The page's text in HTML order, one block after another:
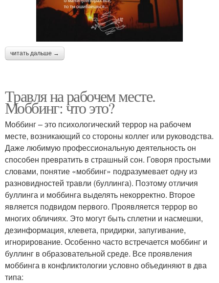
читать дальше →
Травля на рабочем месте.
Моббинг: что это?
Моббинг – это психологический террор на рабочем
месте, возникающий со стороны коллег или руководства.
Даже любимую профессиональную деятельность он
способен превратить в страшный сон. Говоря простыми
словами, понятие «моббинг» подразумевает одну из
разновидностей травли (буллинга). Поэтому отличия
буллинга и моббинга выделять некорректно. Второе
является подвидом первого. Проявляется террор во
многих обличиях. Это могут быть сплетни и насмешки,
дезинформация, клевета, придирки, запугивание,
игнорирование. Особенно часто встречается моббинг и
буллинг в образовательной среде. Все проявления
моббинга в конфликтологии условно объединяют в два
типа: